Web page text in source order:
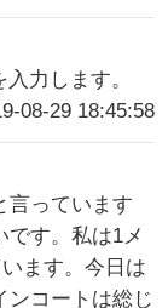
力します。
08-29 18:45:58
言っています
です。私は1メ
ます。今日は
ンコートは総じ